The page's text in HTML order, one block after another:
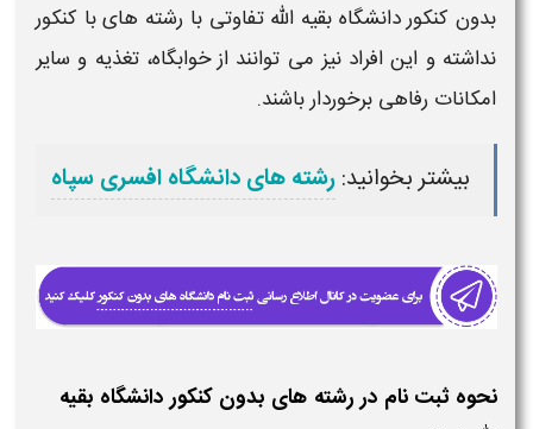
بدون کنکور دانشگاه بقیه الله تفاوتی با رشته هایبا کنکور
نداشته و این افراد نیز می توانند از خوابگاه، تغذیه و سایر
امکانات رفاهی برخوردار باشند.
بیشتر بخوانید:رشته های دانشگاه افسری سپاه
نحوه ثبت نام در رشته های بدون کنکور دانشگاه بقیه